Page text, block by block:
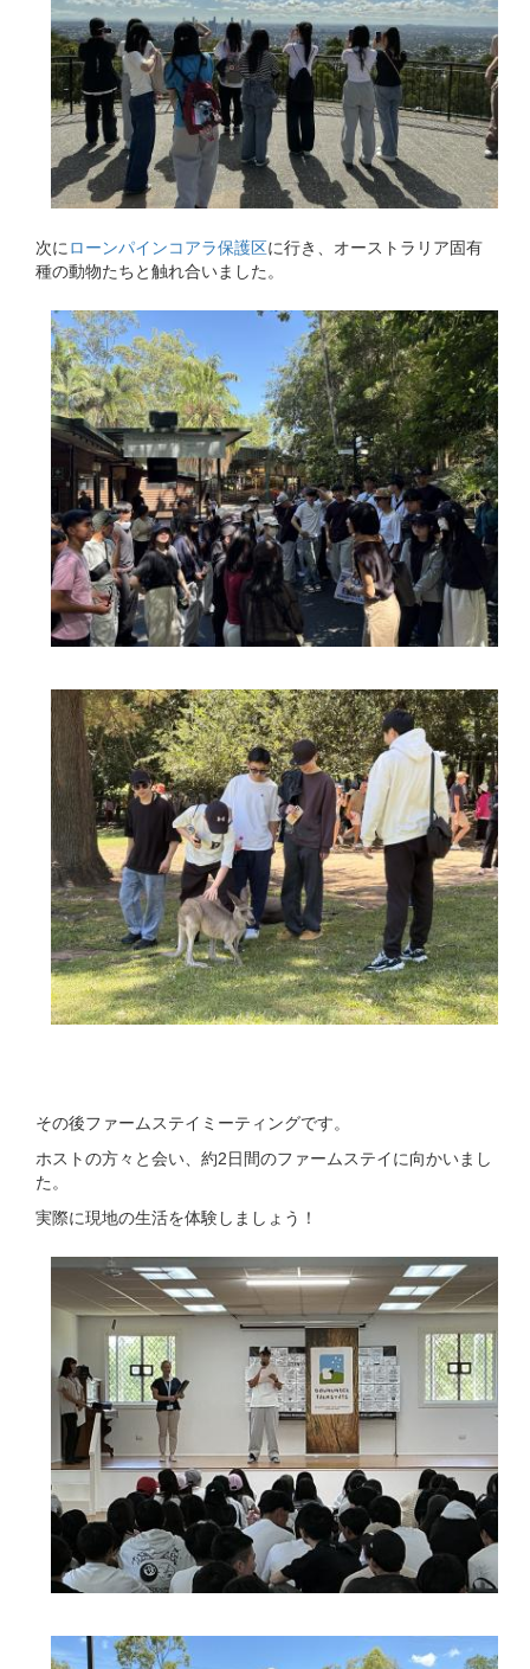
次に ローンパインコアラ保護区に行き、オーストラリア固有
種の動物たちと触れ合いました。
その後ファームステイミーティングです。
ホストの方々と会い、約2日間のファームステイに向かいまし
た。
実際に現地の生活を体験しましょう！